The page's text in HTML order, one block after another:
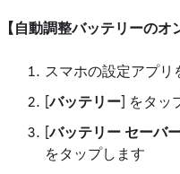
【自動調整バッテリーのオ
スマホの設定アプリ
[バッテリー] をタッ
[バッテリー セーバ
をタップします